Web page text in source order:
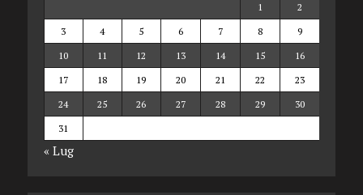
1
2
3
4 5 6 7 8
9
10
11 12 13 14 15
16
17
18 19 20 21 22
23
24
25 26 27 28 29
30
31
« Lug